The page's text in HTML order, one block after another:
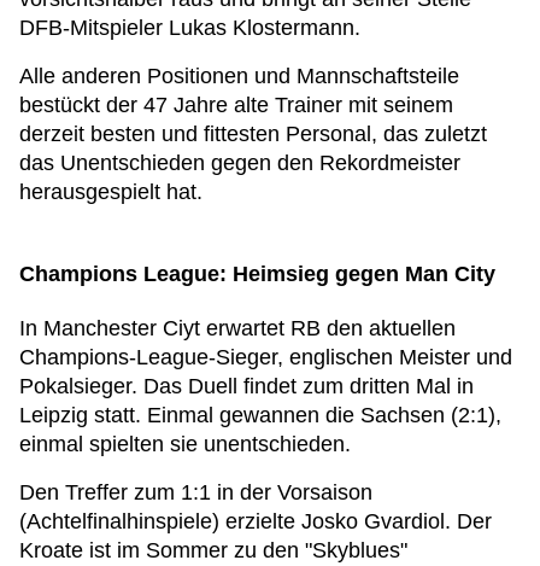
DFB-Mitspieler Lukas Klostermann.
Alle anderen Positionen und Mannschaftsteile
bestückt der 47 Jahre alte Trainer mit seinem
derzeit besten und fittesten Personal, das zuletzt
das Unentschieden gegen den Rekordmeister
herausgespielt hat.
Champions League: Heimsieg gegen Man City
In Manchester Ciyt erwartet RB den aktuellen
Champions-League-Sieger, englischen Meister und
Pokalsieger. Das Duell findet zum dritten Mal in
Leipzig statt. Einmal gewannen die Sachsen (2:1),
einmal spielten sie unentschieden.
Den Treffer zum 1:1 in der Vorsaison
(Achtelfinalhinspiele) erzielte Josko Gvardiol. Der
Kroate ist im Sommer zu den "Skyblues"